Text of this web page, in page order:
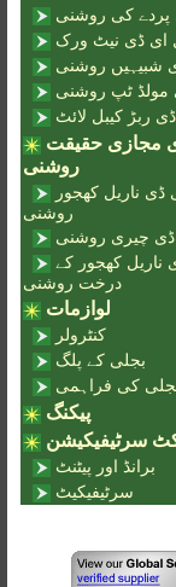
پردے کی روشنی
ای ڈی نیٹ ورک
شبیہیں روشنی
مولڈ ٹپ روشنی
ربڑ کیبل لائٹ
مجازی حقیقت
روشنی
ڈی ناریل کھجور
روشنی
ڈی چیری روشنی
ناریل کھجور کے
درخت روشنی
لوازمات
کنٹرولر
بجلی کے پلگ
کی فراہمی
پیکنگ
سرٹیفیکیشن
برانڈ اور پیٹنٹ
سرٹیفیکیٹ